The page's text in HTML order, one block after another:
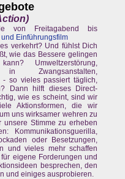
von Freitagabend bis
und Einführungsfilm
verkehrt? Und fühlst Dich
wie das Bessere gelingen
Umweltzerstörung,
in Zwangsanstalten,
- so vieles passiert täglich,
Dann hilft dieses Direct-
wie es scheint, sind wir
Aktionsformen, die wir
uns wirksamer wehren zu
unsere Stimme zu erheben
Kommunikationsguerilla,
oder Besetzungen,
und vieles mehr schaffen
eigene Forderungen und
besprechen, den
und einiges ausprobieren.